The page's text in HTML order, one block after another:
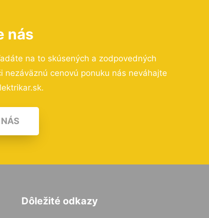
nás
na to skúsených a zodpovedných
nezáväznú cenovú ponuku nás neváhajte
Dôležité odkazy